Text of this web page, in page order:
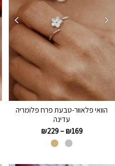
הוואי פלאוור-טבעת פרח פלומריה
עדינה
₪169
–
₪229